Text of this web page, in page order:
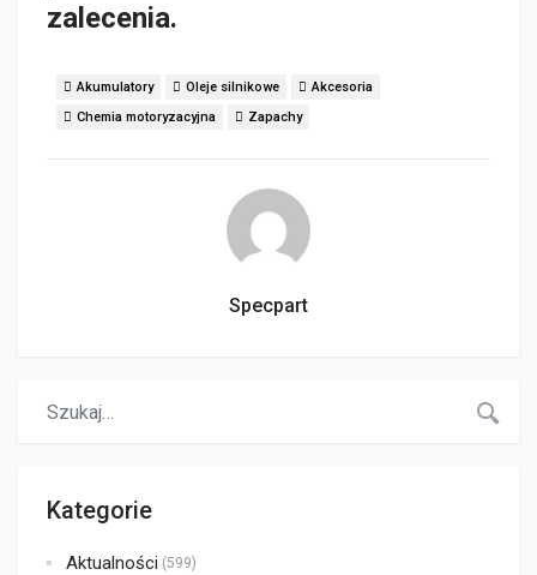
zalecenia.
Akumulatory Oleje silnikowe
Akcesoria
Chemia motoryzacyjna
Zapachy
Specpart
Kategorie
Aktualności (599)